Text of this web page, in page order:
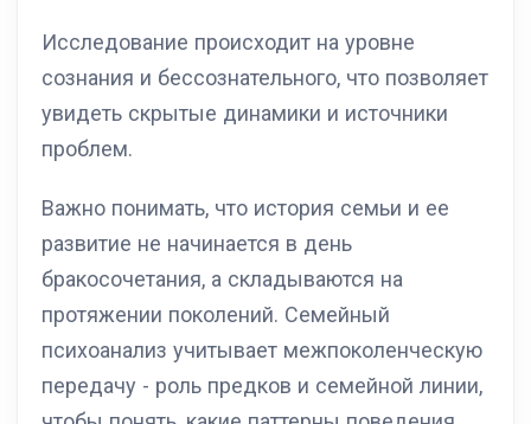
Исследование происходит на уровне
сознания и бессознательного, что позволяет
увидеть скрытые динамики и источники
проблем.
Важно понимать, что история семьи и ее
развитие не начинается в день
бракосочетания, а складываются на
протяжении поколений. Семейный
психоанализ учитывает межпоколенческую
передачу - роль предков и семейной линии,